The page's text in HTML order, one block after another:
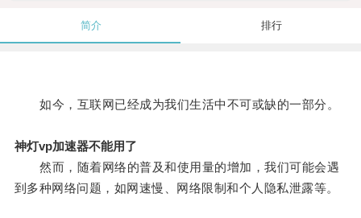
简介 排行
如今，互联网已经成为我们生活中不可或缺的一部分。
神灯vp加速器不能用了
然而，随着网络的普及和使用量的增加，我们可能会遇
到多种网络问题，如网速慢、网络限制和个人隐私泄露等。